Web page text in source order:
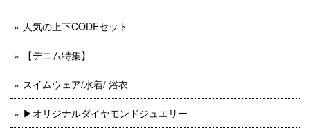
人気の上下CODEセット
【デニム特集】
スイムウェア/水着/ 浴衣
▶︎オリジナルダイヤモンドジュエリー